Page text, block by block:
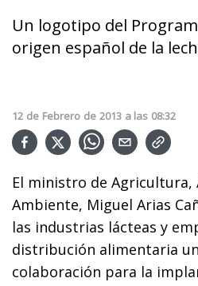
Un logotipo del
origen español de la
12 de Febrero de 2013 a las 08:32
El ministro de Agricultura,
Ambiente, Miguel Arias
las industrias lácteas y
distribución alimentaria
colaboración para la